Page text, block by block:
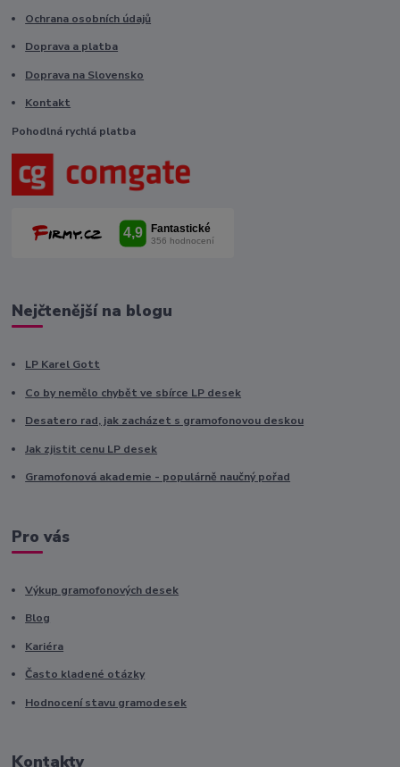
Ochrana osobních údajů
Doprava a platba
Doprava na Slovensko
Kontakt
Pohodlná rychlá platba
Nejčtenější na blogu
LP Karel Gott
Co by nemělo chybět ve sbírce LP desek
Desatero rad, jak zacházet s gramofonovou deskou
Jak zjistit cenu LP desek
Gramofonová akademie - populárně naučný pořad
Pro vás
Výkup gramofonových desek
Blog
Kariéra
Často kladené otázky
Hodnocení stavu gramodesek
Kontakty